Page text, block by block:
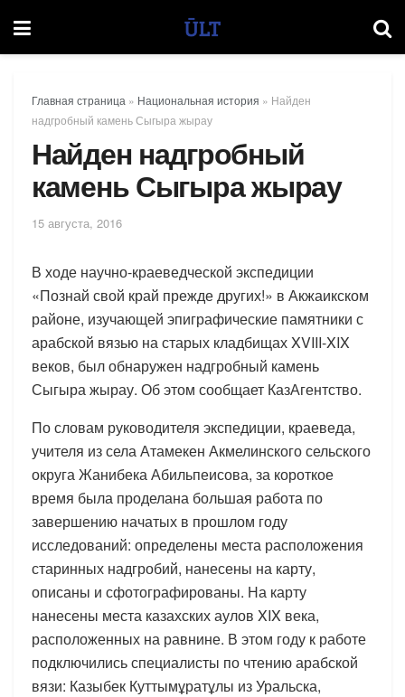
Главная страница » Национальная история » Найден
надгробный камень Сыгыра жырау
Найден надгробный
камень Сыгыра жырау
15 августа, 2016
В ходе научно-краеведческой экспедиции
«Познай свой край прежде других!» в Акжаикском
районе, изучающей эпиграфические памятники с
арабской вязью на старых кладбищах XVIII-XIX
веков, был обнаружен надгробный камень
Сыгыра жырау. Об этом сообщает КазАгентство.
По словам руководителя экспедиции, краеведа,
учителя из села Атамекен Акмелинского сельского
округа Жанибека Абильпеисова, за короткое
время была проделана большая работа по
завершению начатых в прошлом году
исследований: определены места расположения
старинных надгробий, нанесены на карту,
описаны и сфотографированы. На карту
нанесены места казахских аулов XIX века,
расположенных на равнине. В этом году к работе
подключились специалисты по чтению арабской
вязи: Казыбек Куттымұратұлы из Уральска,